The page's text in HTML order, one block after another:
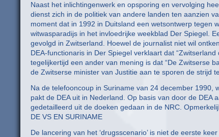
Naast het inlichtingenwerk en opsporing en vervolging
dienst zich in de politiek van andere landen ten aanzien
moment dat in 1992 in Duitsland een wetsontwerp tegen
witwasparadijs in het invloedrijke weekblad Der Spiegel.
gevolgd in Zwitserland. Hoewel de journalist niet wil
DEA-functionaris in Der Spiegel verklaart dat
tegelijkertijd een ander van mening is dat “De Zwitserse
de Zwitserse minister van Justitie aan te sporen de strijd
Na de telefooncoup in Suriname van 24 december 1990,
pakt de DEA uit in Nederland. Op basis van door de
gedetailleerd uit de doeken gedaan in de NRC.
DE VS EN SURINAME
De lancering van het ‘drugsscenario’ is niet de eerste